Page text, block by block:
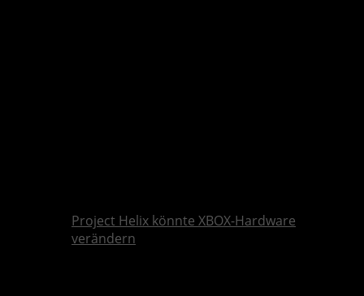
Project Helix könnte XBOX-Hardware
verändern